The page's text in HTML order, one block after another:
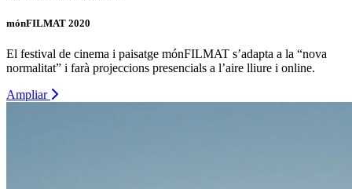
mónFILMAT 2020
El festival de cinema i paisatge mónFILMAT s’adapta a la “nova
normalitat” i farà projeccions presencials a l’aire lliure i online.
Ampliar